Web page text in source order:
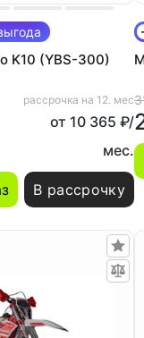
K10 (YBS-300)
рассрочка на 12. мес
от 10 365 ₽/
мес.
В рассрочку